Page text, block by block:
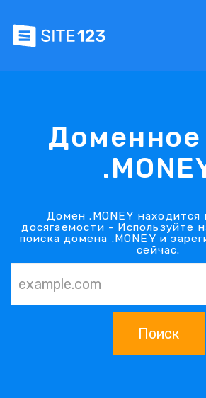
Домен .MONEY находится
досягаемости - Используйте
поиска домена .MONEY и
сейчас.
Поиск